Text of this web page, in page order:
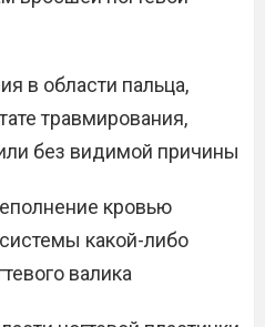
в области пальца,
травмирования,
без видимой причины
кровью
какой-либо
валика